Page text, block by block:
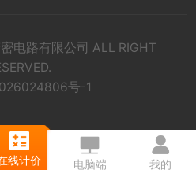
电路有限公司 ALL RIGHT
号-1
线计价 电脑端 我的